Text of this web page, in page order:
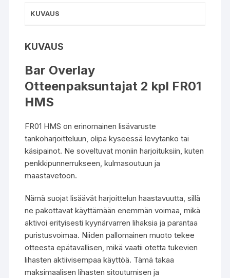
KUVAUS
KUVAUS
Bar Overlay
Otteenpaksuntajat 2 kpl FR01
HMS
FR01 HMS on erinomainen lisävaruste
tankoharjoitteluun, olipa kyseessä levytanko tai
käsipainot. Ne soveltuvat moniin harjoituksiin, kuten
penkkipunnerrukseen, kulmasoutuun ja
maastavetoon.
Nämä suojat lisäävät harjoittelun haastavuutta, sillä
ne pakottavat käyttämään enemmän voimaa, mikä
aktivoi erityisesti kyynärvarren lihaksia ja parantaa
puristusvoimaa. Niiden pallomainen muoto tekee
otteesta epätavallisen, mikä vaatii otetta tukevien
lihasten aktiivisempaa käyttöä. Tämä takaa
maksimaalisen lihasten sitoutumisen ja